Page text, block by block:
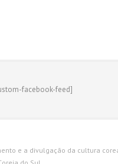
facebook-feed]
e a divulgação da cultura